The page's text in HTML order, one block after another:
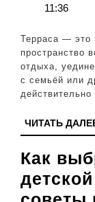
11:36
Терраса — это не просто дополнительное
пространство
отдыха,
с семьёй или
действительно
ЧИТАТЬ
Как